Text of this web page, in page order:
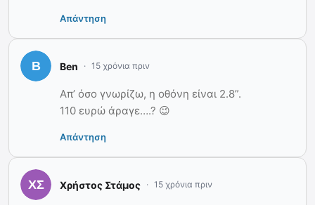
Απάντηση
Ben 15 χρόνια πριν
Απ’ όσο γνωρίζω, η οθόνη είναι 2.8”.
110 ευρώ άραγε….? 😉
Απάντηση
Χρήστος Στάμος 15 χρόνια πριν